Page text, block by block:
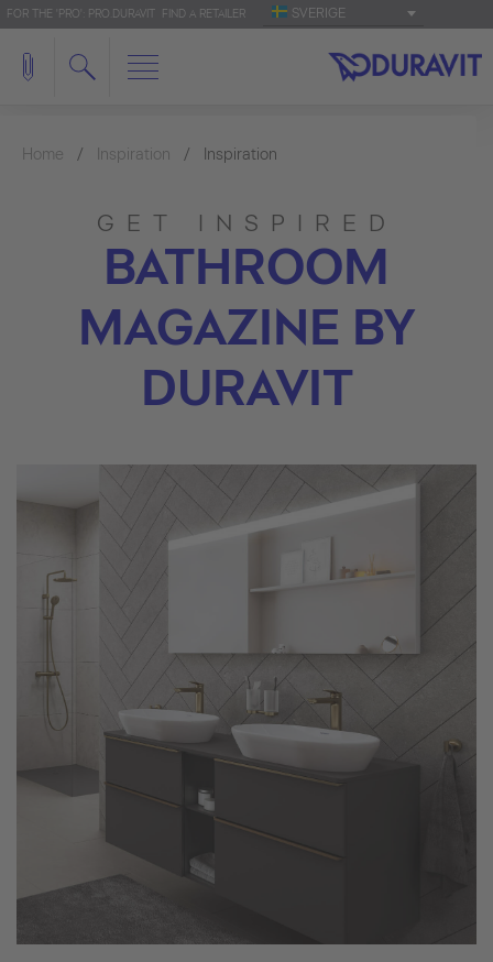
FOR THE 'PRO': PRO.DURAVIT FIND A RETAILER SVERIGE
Home Inspiration Inspiration
GET INSPIRED
BATHROOM
MAGAZINE BY
DURAVIT